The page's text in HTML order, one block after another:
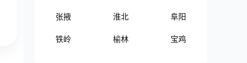
张掖 淮北 阜阳
铁岭 榆林 宝鸡